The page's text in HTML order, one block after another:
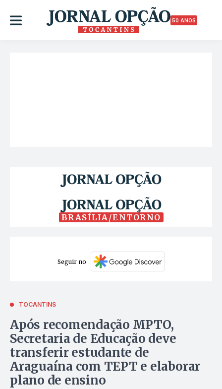
50 ANOS
BRASÍLIA/ENTORNO
Seguir no
TOCANTINS
Após recomendação MPTO,
Secretaria de Educação deve
transferir estudante de
Araguaína com TEPT e elaborar
plano de ensino